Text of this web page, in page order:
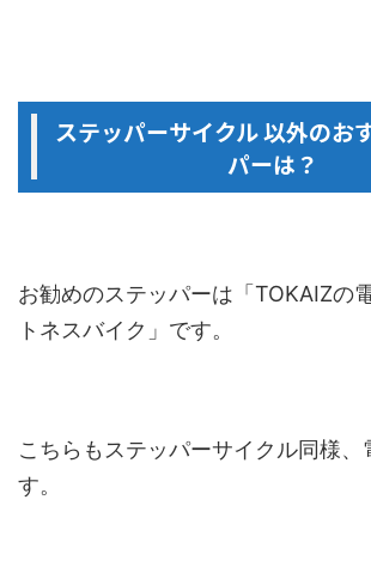
ステッパーサイクル 以外のお
パーは？
お勧めのステッパーは「TOKAIZの
トネスバイク」です。
こちらもステッパーサイクル同様、
す。